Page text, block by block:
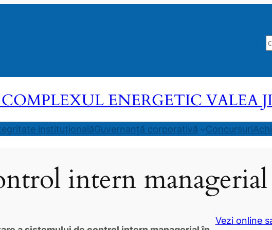
ENERGETIC VALEA
instituționalăGuvernanță corporativă Concursuri
intern managerial
Vezi online